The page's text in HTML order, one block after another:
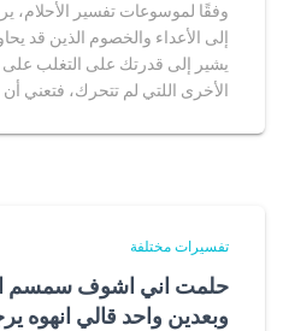
وفقًا لموسوعات تفسير الأحلام،
إلى الأعداء والخصوم الذين قد
يشير إلى قدرتك على التغلب على
الأخرى اللتي لم تتحرك، فتعني أن
تفسيرات مختلفة
حلمت اني اشوف سمسم
وبعدين واحد قالي انهوه